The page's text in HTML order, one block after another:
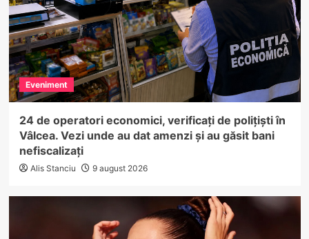
Eveniment
24 de operatori economici, verificați de polițiști în
Vâlcea. Vezi unde au dat amenzi și au găsit bani
nefiscalizați
Alis Stanciu 9 august 2026